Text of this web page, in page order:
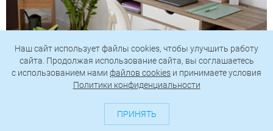
Организация хранения в маленькой квартире: 14
функциональных и стильных идей
Наш сайт использует файлы cookies, чтобы улучшить работу
сайта. Продолжая использование сайта, вы соглашаетесь
c использованием нами файлов cookies и принимаете условия
Политики конфиденциальности
ПРИНЯТЬ